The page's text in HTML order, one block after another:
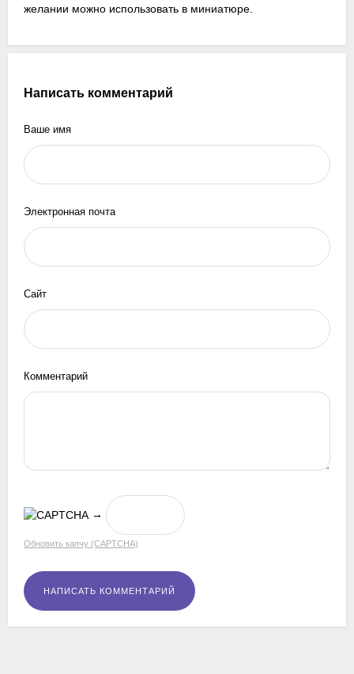
желании можно использовать в миниатюре.
Написать комментарий
Ваше имя
Электронная почта
Сайт
Комментарий
→
Обновить капчу (CAPTCHA)